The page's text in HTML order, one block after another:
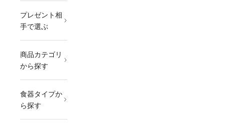
プレゼント相
手で選ぶ
商品カテゴリ
から探す
食器タイプか
ら探す